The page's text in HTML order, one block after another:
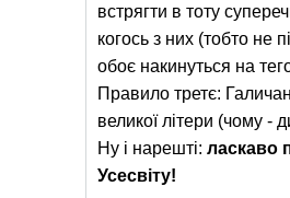
встрягти в тоту
когось з них (тобто не
обоє накинуться на
Правило третє:
великої літери (чому -
Ну і нарешті: ласкаво
Усесвіту!